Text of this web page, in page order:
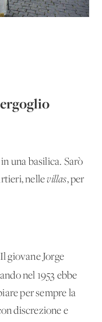
una basilica. Sarò
nellevillas, per
Il giovane Jorge
nel 1953 ebbe
per sempre la
discrezione e